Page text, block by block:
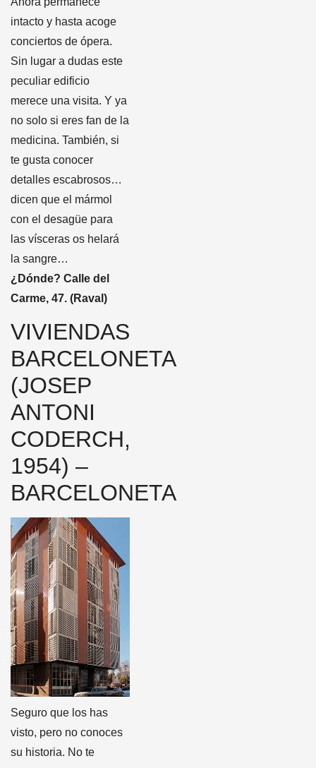
intacto y hasta acoge
conciertos de ópera.
Sin lugar a dudas este
peculiar edificio
merece una visita. Y ya
no solo si eres fan de la
medicina. También, si
te gusta conocer
detalles escabrosos…
dicen que el mármol
con el desagüe para
las vísceras os helará
la sangre…
¿Dónde? Calle del
Carme, 47. (Raval)
VIVIENDAS
BARCELONETA
(JOSEP
ANTONI
CODERCH,
1954) –
BARCELONETA
Seguro que los has
visto, pero no conoces
su historia. No te